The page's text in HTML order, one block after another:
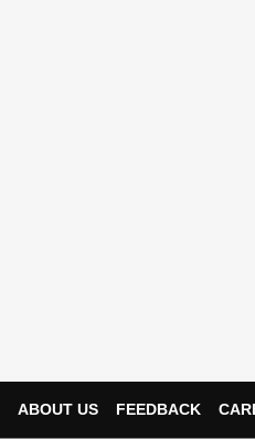
ABOUT US FEEDBACK